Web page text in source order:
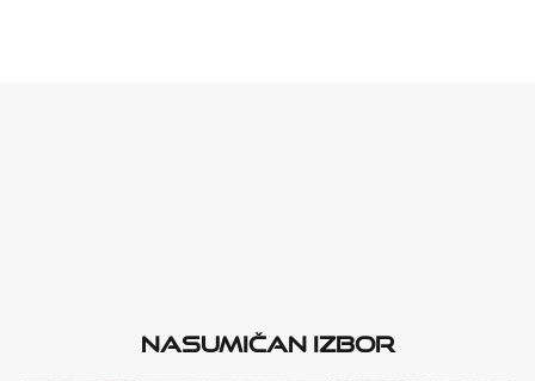
Nasumičan izbor